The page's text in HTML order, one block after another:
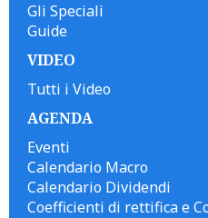
Gli Speciali
Guide
VIDEO
Tutti i Video
AGENDA
Eventi
Calendario Macro
Calendario Dividendi
Coefficienti di rettifica e